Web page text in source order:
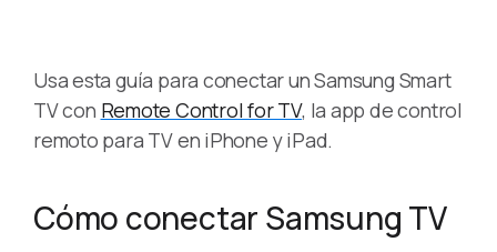
Usa esta guía para conectar un Samsung Smart
TV con Remote Control for TV, la app de control
remoto para TV en iPhone y iPad.
Cómo conectar Samsung TV